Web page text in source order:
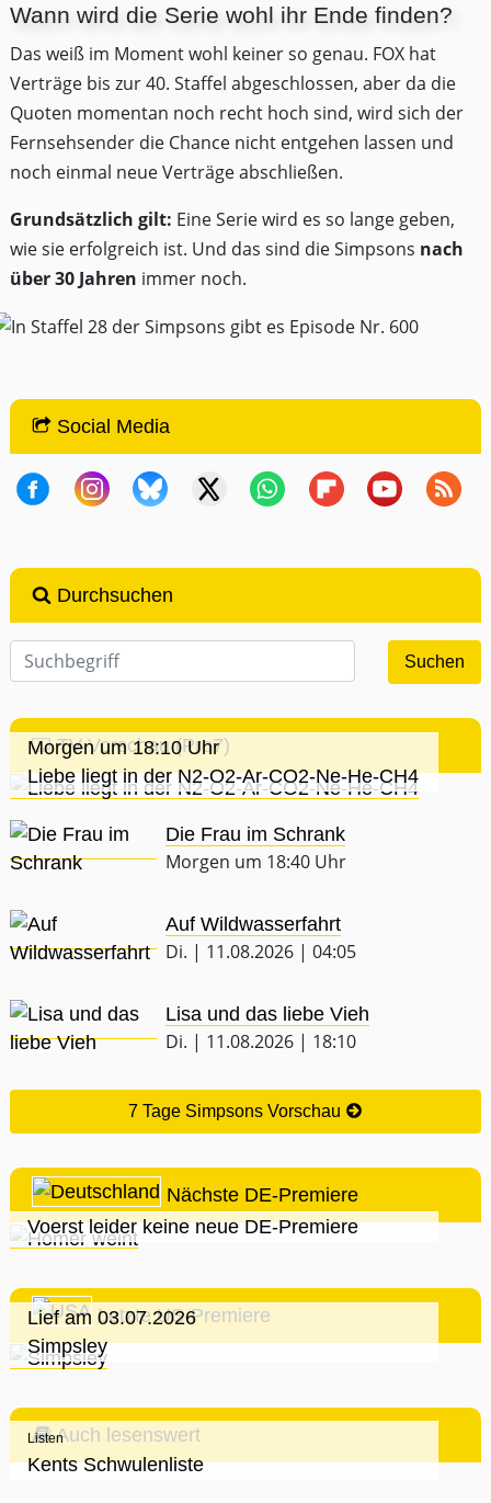
Wann wird die Serie wohl ihr Ende finden?
Das weiß im Moment wohl keiner so genau. FOX hat
Verträge bis zur 40. Staffel abgeschlossen, aber da die
Quoten momentan noch recht hoch sind, wird sich der
Fernsehsender die Chance nicht entgehen lassen und
noch einmal neue Verträge abschließen.
Grundsätzlich gilt: Eine Serie wird es so lange geben,
wie sie erfolgreich ist. Und das sind die Simpsons nach
über 30 Jahren immer noch.
Social Media
Durchsuchen
TV-Vorschau (Pro7)
Morgen um 18:10 Uhr
Liebe liegt in der N2-O2-Ar-CO2-Ne-He-CH4
Die Frau im Schrank
Morgen um 18:40 Uhr
Auf Wildwasserfahrt
Di. | 11.08.2026 | 04:05
Lisa und das liebe Vieh
Di. | 11.08.2026 | 18:10
7 Tage Simpsons Vorschau
Nächste DE-Premiere
Voerst leider keine neue DE-Premiere
Letzte US-Premiere
Lief am 03.07.2026
Simpsley
Auch lesenswert
Listen
Kents Schwulenliste